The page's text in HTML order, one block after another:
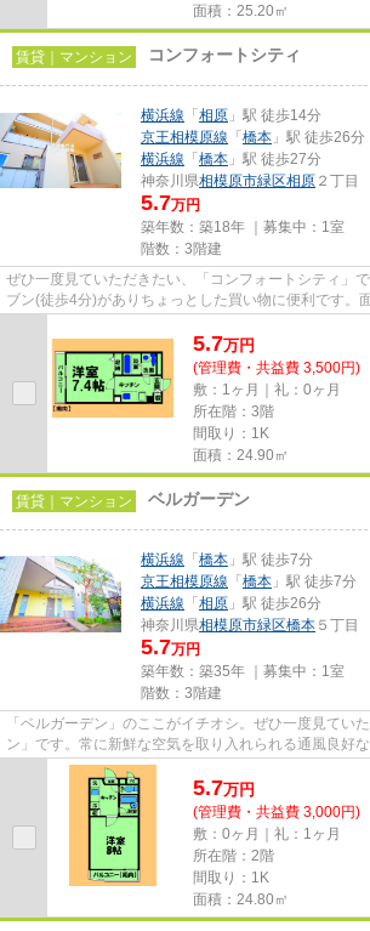
面積：25.20㎡
賃貸｜マンション コンフォートシティ
横浜線 「 相原 」駅 徒歩14分
京王相模原線 「 橋本 」駅 徒歩26分
横浜線 「 橋本 」駅 徒歩27分
神奈川県相模原市緑区相原 ２丁目
5.7万円
築年数：築18年 ｜募集中： 1室
階数：3階建
ぜひ一度見ていただきたい、「コンフォートシティ」
ブン(徒歩4分)がありちょっとした買い物に便利です。
5.7万円
(管理費・共益費 3,500円)
敷：1ヶ月｜礼：0ヶ月
所在階：3階
間取り：1K
面積：24.90㎡
賃貸｜マンション ベルガーデン
横浜線 「 橋本 」駅 徒歩7分
京王相模原線 「 橋本 」駅 徒歩7分
横浜線 「 相原 」駅 徒歩26分
神奈川県相模原市緑区橋本 ５丁目
5.7万円
築年数：築35年 ｜募集中： 1室
階数：3階建
「ベルガーデン」のここがイチオシ。ぜひ一度見てい
ン」です。常に新鮮な空気を取り入れられる通風良好
ズのある、駅徒歩7分の物件で...
5.7万円
(管理費・共益費 3,000円)
敷：0ヶ月｜礼：1ヶ月
所在階：2階
間取り：1K
面積：24.80㎡